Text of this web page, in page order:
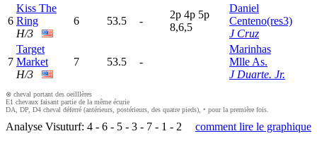
6
Kiss The
Ring
H/3
6 53.5 -
2p 4p 5p
8,6,5
Daniel
Centeno(res3)
J Cruz
7
Target
Market
H/3
7 53.5 -
Marinhas
Mlle As.
J Duarte. Jr.
⊗ cheval portant des oeilllères
E1 chevaux faisant partie de la même écurie
DA, DP, D4 cheval déferré (antérieurs, postérieurs, des quatre pieds), • pour la première fois.
Analyse Visuturf: 4 - 6 - 5 - 3 - 7 - 1 - 2 comment lire le graphique